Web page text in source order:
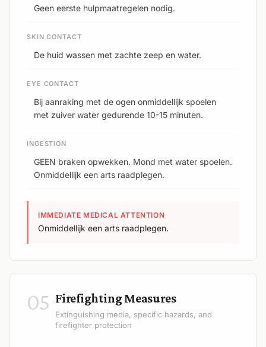
Geen eerste hulpmaatregelen nodig.
SKIN CONTACT
De huid wassen met zachte zeep en water.
EYE CONTACT
Bij aanraking met de ogen onmiddellijk spoelen
met zuiver water gedurende 10-15 minuten.
INGESTION
GEEN braken opwekken. Mond met water spoelen.
Onmiddellijk een arts raadplegen.
IMMEDIATE MEDICAL ATTENTION
Onmiddellijk een arts raadplegen.
05 Firefighting Measures
Extinguishing media, specific hazards, and
firefighter protection